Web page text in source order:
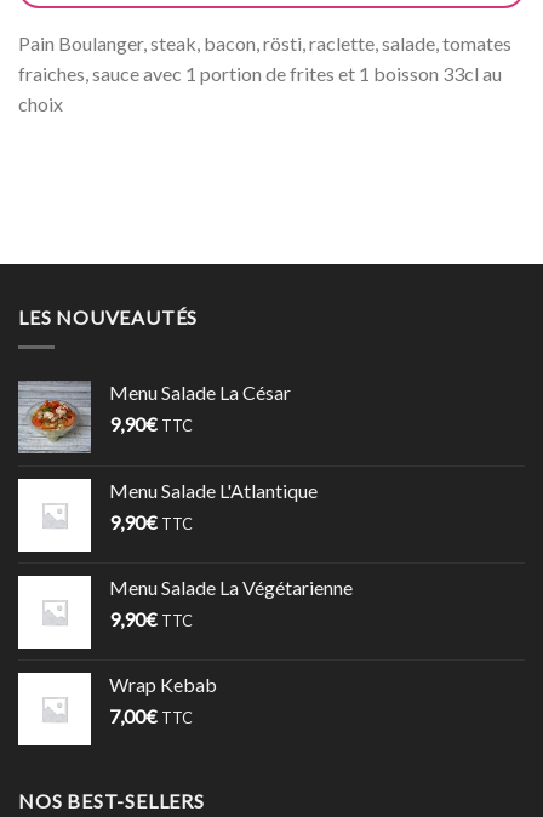
Pain Boulanger, steak, bacon, rösti, raclette, salade, tomates
fraiches, sauce avec 1 portion de frites et 1 boisson 33cl au
choix
LES NOUVEAUTÉS
Menu Salade La César
9,90€ TTC
Menu Salade L'Atlantique
9,90€ TTC
Menu Salade La Végétarienne
9,90€ TTC
Wrap Kebab
7,00€ TTC
NOS BEST-SELLERS